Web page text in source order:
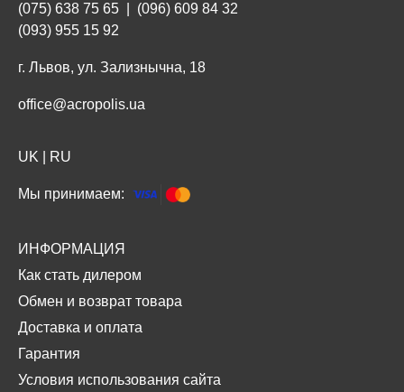
(075) 638 75 65
(096) 609 84 32
(093) 955 15 92
г. Львов, ул. Зализнычна, 18
office@acropolis.ua
UK RU
Мы принимаем:
ИНФОРМАЦИЯ
Как стать дилером
Обмен и возврат товара
Доставка и оплата
Гарантия
Условия использования сайта